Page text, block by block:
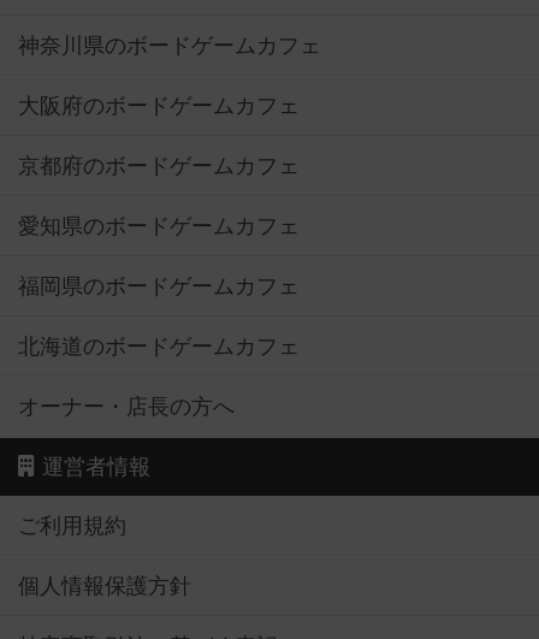
神奈川県のボードゲームカフェ
大阪府のボードゲームカフェ
京都府のボードゲームカフェ
愛知県のボードゲームカフェ
福岡県のボードゲームカフェ
北海道のボードゲームカフェ
オーナー・店長の方へ
運営者情報
ご利用規約
個人情報保護方針